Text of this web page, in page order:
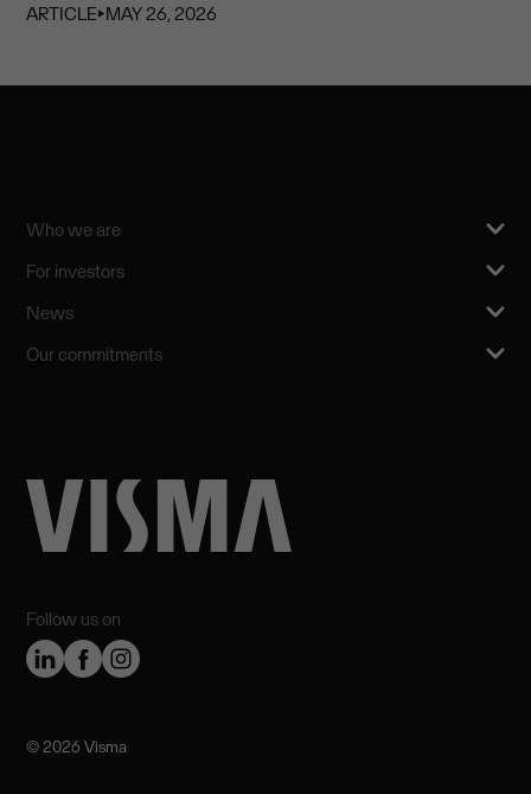
ARTICLE⏵MAY 26, 2026
Follow us on
Who we are
For investors
News
Our commitments
©️ 2026 Visma